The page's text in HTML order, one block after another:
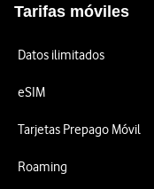
Tarifas móviles
Datos ilimitados
eSIM
Tarjetas Prepago Móvil
Roaming